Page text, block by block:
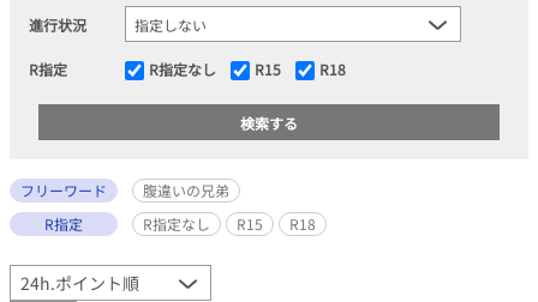
進行状況
R指定 R指定なし R15 R18
フリーワード
腹違いの兄弟
R指定
R指定なし R15 R18